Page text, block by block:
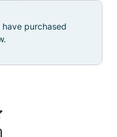
purchased